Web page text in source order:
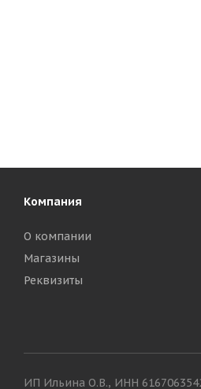
Компания
О компании
Магазины
Реквизиты
ИП Ильина О.В., ИНН